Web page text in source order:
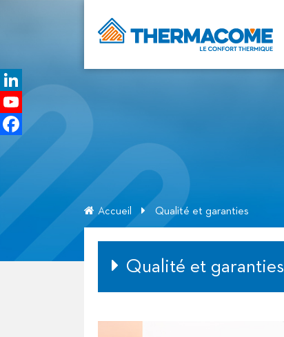
Thermacome
Confort
Accueil Qualité et garanties
Qualité et garanties
LinkedIn
YouTube
Channel
Facebook